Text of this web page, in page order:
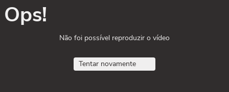
Ops!
Não foi possível reproduzir o vídeo
Tentar novamente